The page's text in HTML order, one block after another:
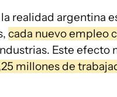
realidad argentina
cada nuevo empleo
Este
millones de